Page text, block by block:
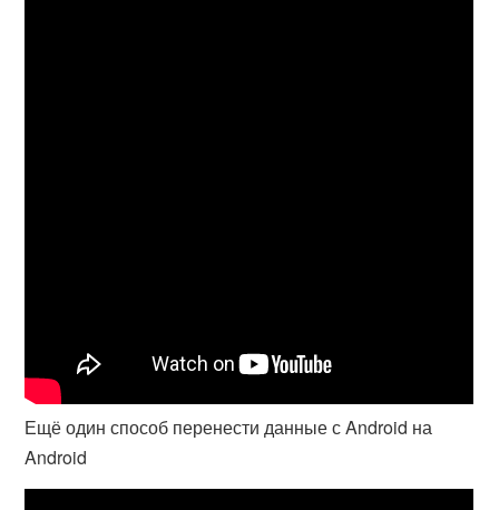
Ещё один способ перенести данные с Android на
Android